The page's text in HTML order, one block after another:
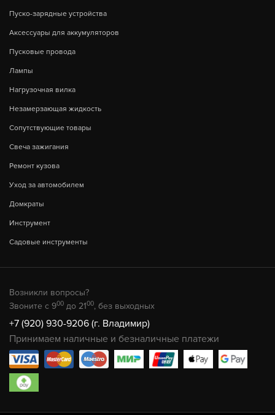
Пуско-зарядные устройства
Аксессуары для аккумуляторов
Пусковые провода
Лампы
Нагрузочная вилка
Незамерзающая жидкость
Сопутствующие товары
Свеча зажигания
Ремонт кузова
Уход за автомобилем
Домкраты
Инструмент
Садовые инструменты
Возникли вопросы?
Звоните с 900 до 2100, без выходных
+7 (920) 930-9206 (г. Владимир)
Принимаем наличные и безналичные платежи